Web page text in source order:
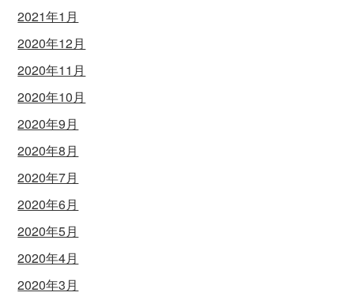
2021年1月
2020年12月
2020年11月
2020年10月
2020年9月
2020年8月
2020年7月
2020年6月
2020年5月
2020年4月
2020年3月